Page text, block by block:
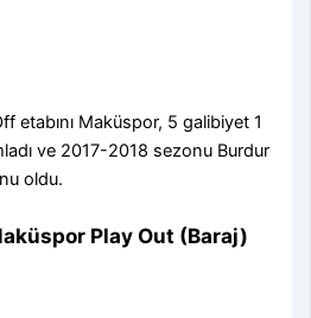
etabını Maküspor, 5 galibiyet 1
ve 2017-2018 sezonu Burdur
oldu.
Play Out (Baraj)